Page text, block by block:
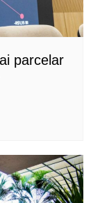
parcelar